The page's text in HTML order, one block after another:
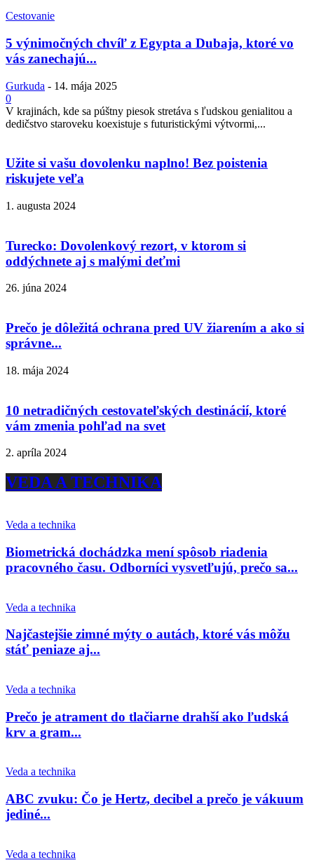
Cestovanie
5 výnimočných chvíľ z Egypta a Dubaja, ktoré vo
vás zanechajú...
Gurkuda - 14. mája 2025
0
V krajinách, kde sa púštny piesok stretáva s ľudskou genialitou a
dedičstvo staroveku koexistuje s futuristickými výtvormi,...
Užite si vašu dovolenku naplno! Bez poistenia
riskujete veľa
1. augusta 2024
Turecko: Dovolenkový rezort, v ktorom si
oddýchnete aj s malými deťmi
26. júna 2024
Prečo je dôležitá ochrana pred UV žiarením a ako si
správne...
18. mája 2024
10 netradičných cestovateľských destinácií, ktoré
vám zmenia pohľad na svet
2. apríla 2024
VEDA A TECHNIKA
Veda a technika
Biometrická dochádzka mení spôsob riadenia
pracovného času. Odborníci vysvetľujú, prečo sa...
Veda a technika
Najčastejšie zimné mýty o autách, ktoré vás môžu
stáť peniaze aj...
Veda a technika
Prečo je atrament do tlačiarne drahší ako ľudská
krv a gram...
Veda a technika
ABC zvuku: Čo je Hertz, decibel a prečo je vákuum
jediné...
Veda a technika